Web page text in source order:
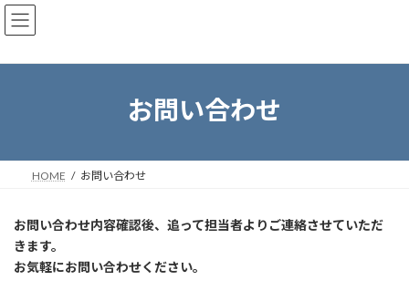
コ
ン
ン
ナ
ビ
ー
お問い合わせ
HOME お問い合わせ
お問い合わせ内容確認後、追って担当者よりご連絡させていただ
きます。
お気軽にお問い合わせください。